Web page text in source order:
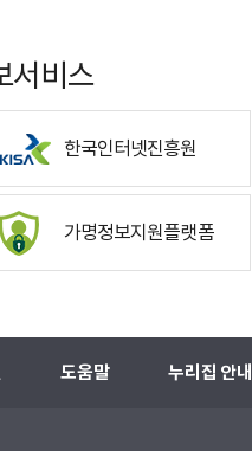
서비스
한국인터넷진흥원
가명정보지원플랫폼
도움말 누리집 안내